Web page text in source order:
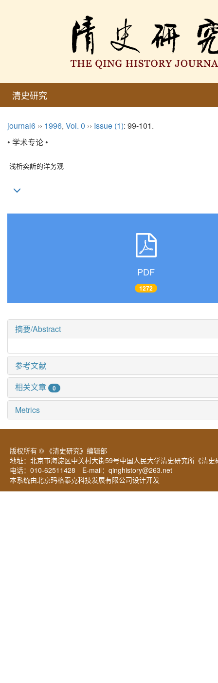
清史研究
journal6 ›› 1996, Vol. 0 ›› Issue (1): 99-101.
• 学术专论 •
浅析奕訢的洋务观
PDF
1272
摘要/Abstract
参考文献
相关文章
0
Metrics
版权所有 © 《清史研究》编辑部
地址：北京市海淀区中关村大街59号中国人民大学清史研究所《
电话：010-62511428 E-mail： qinghistory@263.net
本系统由北京玛格泰克科技发展有限公司设计开发